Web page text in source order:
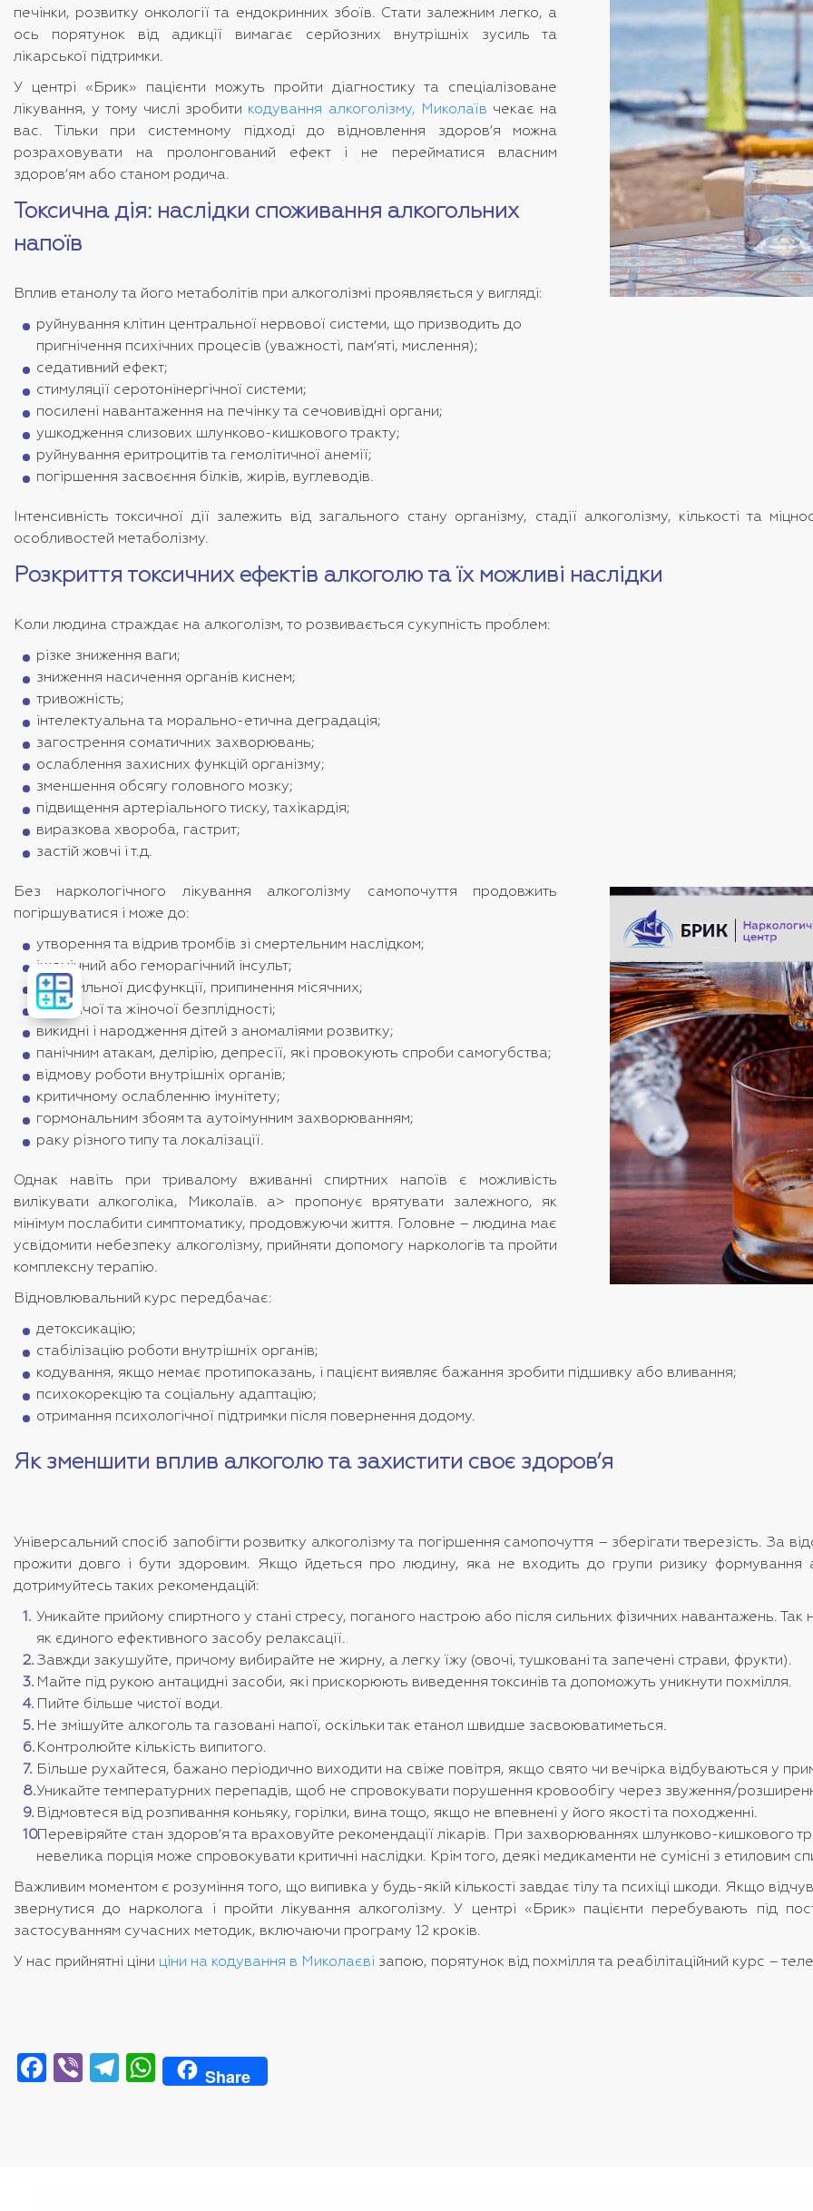
печінки, розвитку онкології та ендокринних збоїв. Стати залежним легко, а
ось порятунок від адикції вимагає серйозних внутрішніх зусиль та
лікарської підтримки.
У центрі «Брик» пацієнти можуть пройти діагностику та спеціалізоване
лікування, у тому числі зробити кодування алкоголізму, Миколаїв чекає на
вас. Тільки при системному підході до відновлення здоров’я можна
розраховувати на пролонгований ефект і не перейматися власним
здоров’ям або станом родича.
Токсична дія: наслідки споживання алкогольних
напоїв
Вплив етанолу та його метаболітів при алкоголізмі проявляється у вигляді:
руйнування клітин центральної нервової системи, що призводить до
пригнічення психічних процесів (уважності, пам’яті, мислення);
седативний ефект;
стимуляції серотонінергічної системи;
посилені навантаження на печінку та сечовивідні органи;
ушкодження слизових шлунково-кишкового тракту;
руйнування еритроцитів та гемолітичної анемії;
погіршення засвоєння білків, жирів, вуглеводів.
Інтенсивність токсичної дії залежить від загального стану організму, стадії алкоголізму, кількості та
особливостей метаболізму.
Розкриття токсичних ефектів алкоголю та їх можливі наслідки
Коли людина страждає на алкоголізм, то розвивається сукупність проблем:
різке зниження ваги;
зниження насичення органів киснем;
тривожність;
інтелектуальна та морально-етична деградація;
загострення соматичних захворювань;
ослаблення захисних функцій організму;
зменшення обсягу головного мозку;
підвищення артеріального тиску, тахікардія;
виразкова хвороба, гастрит;
застій жовчі і т.д.
Без наркологічного лікування алкоголізму самопочуття продовжить
погіршуватися і може до:
утворення та відрив тромбів зі смертельним наслідком;
ішемічний або геморагічний інсульт;
еректильної дисфункції, припинення місячних;
чоловічої та жіночої безплідності;
викидні і народження дітей з аномаліями розвитку;
панічним атакам, делірію, депресії, які провокують спроби самогубства;
відмову роботи внутрішніх органів;
критичному ослабленню імунітету;
гормональним збоям та аутоімунним захворюванням;
раку різного типу та локалізації.
Однак навіть при тривалому вживанні спиртних напоїв є можливість
вилікувати алкоголіка, Миколаїв. a> пропонує врятувати залежного, як
мінімум послабити симптоматику, продовжуючи життя. Головне – людина має
усвідомити небезпеку алкоголізму, прийняти допомогу наркологів та пройти
комплексну терапію.
Відновлювальний курс передбачає:
детоксикацію;
стабілізацію роботи внутрішніх органів;
кодування, якщо немає протипоказань, і пацієнт виявляє бажання зробити підшивку або вливання;
психокорекцію та соціальну адаптацію;
отримання психологічної підтримки після повернення додому.
Як зменшити вплив алкоголю та захистити своє здоров’я
Універсальний спосіб запобігти розвитку алкоголізму та погіршення самопочуття – зберігати тверезість. За
прожити довго і бути здоровим. Якщо йдеться про людину, яка не входить до групи ризику формування
дотримуйтесь таких рекомендацій:
Уникайте прийому спиртного у стані стресу, поганого настрою або після сильних фізичних навантажень.
як єдиного ефективного засобу релаксації.
Завжди закушуйте, причому вибирайте не жирну, а легку їжу (овочі, тушковані та запечені страви, фрукти).
Майте під рукою антацидні засоби, які прискорюють виведення токсинів та допоможуть уникнути похмілля.
Пийте більше чистої води.
Не змішуйте алкоголь та газовані напої, оскільки так етанол швидше засвоюватиметься.
Контролюйте кількість випитого.
Більше рухайтеся, бажано періодично виходити на свіже повітря, якщо свято чи вечірка відбуваються у
Уникайте температурних перепадів, щоб не спровокувати порушення кровообігу через звуження/
Відмовтеся від розпивання коньяку, горілки, вина тощо, якщо не впевнені у його якості та походженні.
Перевіряйте стан здоров’я та враховуйте рекомендації лікарів. При захворюваннях шлунково-кишкового
невелика порція може спровокувати критичні наслідки. Крім того, деякі медикаменти не сумісні з етиловим
Важливим моментом є розуміння того, що випивка у будь-якій кількості завдає тілу та психіці шкоди. Якщо
звернутися до нарколога і пройти лікування алкоголізму. У центрі «Брик» пацієнти перебувають під
застосуванням сучасних методик, включаючи програму 12 кроків.
У нас прийнятні ціни ціни на кодування в Миколаєві запою, порятунок від похмілля та реабілітаційний курс –
Facebook
ViberTelegram
WhatsApp
Share
вартість
лікування